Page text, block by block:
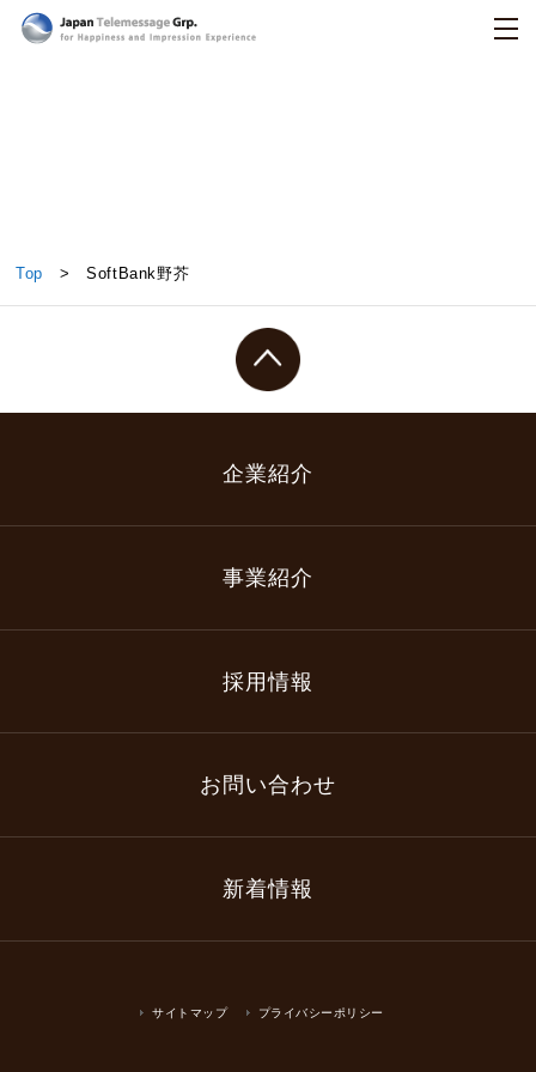
Top > SoftBank野芥
企業紹介
事業紹介
採用情報
お問い合わせ
新着情報
サイトマップ プライバシーポリシー